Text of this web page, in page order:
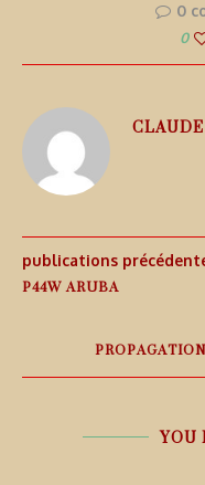
0
0
publications
P44W ARUBA
YOU